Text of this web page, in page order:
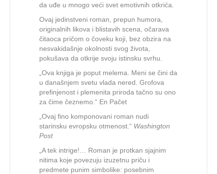
da uđe u mnogo veći svet emotivnih otkrića.
Ovaj jedinstveni roman, prepun humora,
originalnih likova i blistavih scena, očarava
čitaoca pričom o čoveku koji, bez obzira na
nesvakidašnje okolnosti svog života,
pokušava da otkrije svoju istinsku svrhu.
„Ova knjiga je poput melema. Meni se čini da
u današnjem svetu vlada nered. Grofova
prefinjenost i plemenita priroda tačno su ono
za čime čeznemo.“ En Pačet
„Ovaj fino komponovani roman nudi
starinsku evropsku otmenost.“ Washington
Post
„A tek intrige!… Roman je protkan sjajnim
nitima koje povezuju izuzetnu priču i
predmete punim simbolike: posebnim